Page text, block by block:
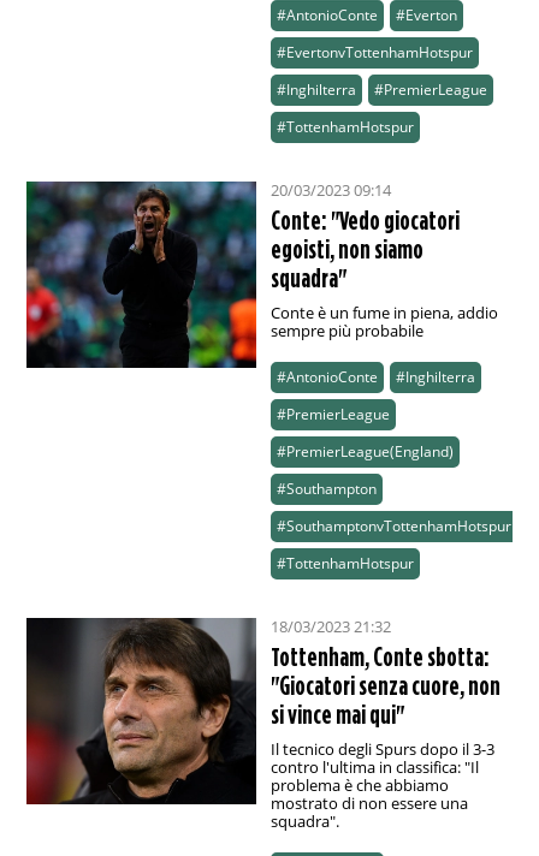
#AntonioConte
#Everton
#EvertonvTottenhamHotspur
#Inghilterra
#PremierLeague
#TottenhamHotspur
20/03/2023 09:14
Conte: "Vedo giocatori
egoisti, non siamo
squadra"
Conte è un fume in piena, addio
sempre più probabile
#AntonioConte
#Inghilterra
#PremierLeague
#PremierLeague(England)
#Southampton
#SouthamptonvTottenhamHotspur
#TottenhamHotspur
18/03/2023 21:32
Tottenham, Conte sbotta:
"Giocatori senza cuore, non
si vince mai qui"
Il tecnico degli Spurs dopo il 3-3
contro l'ultima in classifica: "Il
problema è che abbiamo
mostrato di non essere una
squadra".